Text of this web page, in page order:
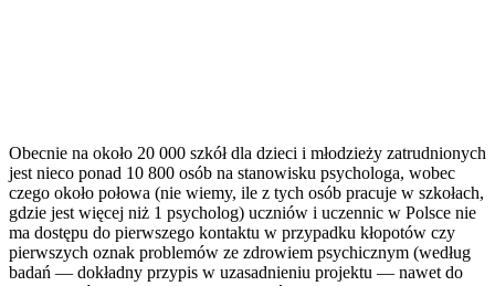
Obecnie na około 20 000 szkół dla dzieci i młodzieży zatrudnionych
jest nieco ponad 10 800 osób na stanowisku psychologa, wobec
czego około połowa (nie wiemy, ile z tych osób pracuje w szkołach,
gdzie jest więcej niż 1 psycholog) uczniów i uczennic w Polsce nie
ma dostępu do pierwszego kontaktu w przypadku kłopotów czy
pierwszych oznak problemów ze zdrowiem psychicznym (według
badań — dokładny przypis w uzasadnieniu projektu — nawet do